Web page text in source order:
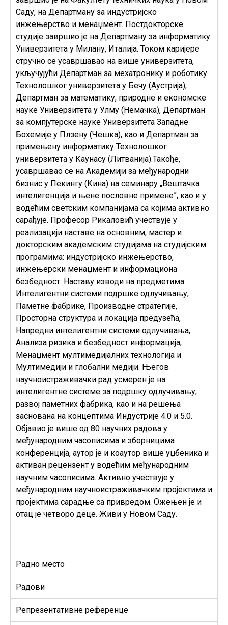
Саду, на Департману за индустријско
инжењерство и менаџмент. Постдокторске
студије завршио је на Департману за информатику
Универзитета у Милану, Италија. Током каријере
стручно се усавршавао на више универзитета,
укључујући Департман за мехатронику и роботику
Технолошког универзитета у Бечу (Аустрија),
Департман за математику, природне и економске
науке Универзитета у Улму (Немачка), Департман
за компјутерске науке Универзитета Западне
Бохемије у Плзену (Чешка), као и Департман за
примењену информатику Технолошког
универзитета у Каунасу (Литванија).Такође,
усавршавао се на Академији за међународни
бизнис у Пекингу (Кина) на семинару „Вештачка
интелигенција и њене пословне примене”, као и у
водећим светским компанијама са којима активно
сарађује. Професор Рикаловић учествује у
реализацији наставе на основним, мастер и
докторским академским студијама на студијским
програмима: индустријско инжењерство,
инжењерски менаџмент и информациона
безбедност. Наставу изводи на предметима:
Интелигентни системи подршке одлучивању,
Паметне фабрике, Производне стратегије,
Просторна структура и локација предузећа,
Напредни интелигентни системи одлучивања,
Анализа ризика и безбедност информација,
Менаџмент мултимедијалних технологија и
Мултимедији и глобални медији. Његов
научноистраживачки рад усмерен је на
интелигентне системе за подршку одлучивању,
развој паметних фабрика, као и на решења
заснована на концептима Индустрије 4.0 и 5.0.
Објавио је више од 80 научних радова у
међународним часописима и зборницима
конференција, аутор је и коаутор више уџбеника и
активан рецензент у водећим међународним
научним часописима. Активно учествује у
међународним научноистраживачким пројектима и
пројектима сарадње са привредом. Ожењен је и
отац је четворо деце. Живи у Новом Саду.
Радно место
Радови
Репрезентативне референце